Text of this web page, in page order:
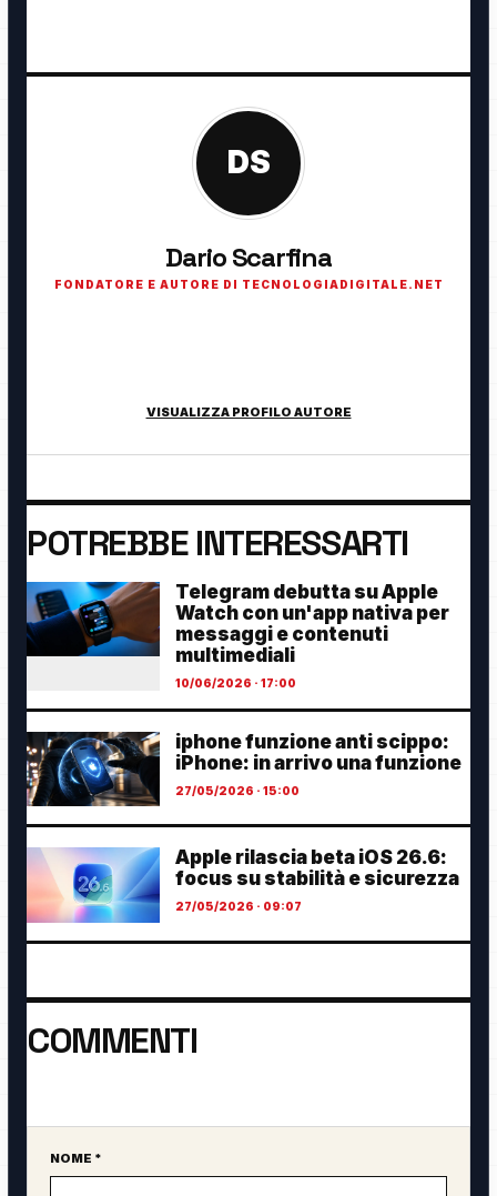
DS
Dario Scarfina
FONDATORE E AUTORE DI TECNOLOGIADIGITALE.NET
VISUALIZZA PROFILO AUTORE
POTREBBE INTERESSARTI
Telegram debutta su Apple
Watch con un'app nativa per
messaggi e contenuti
multimediali
10/06/2026 · 17:00
iphone funzione anti scippo:
iPhone: in arrivo una funzione
27/05/2026 · 15:00
Apple rilascia beta iOS 26.6:
focus su stabilità e sicurezza
27/05/2026 · 09:07
COMMENTI
Sito web
NOME *